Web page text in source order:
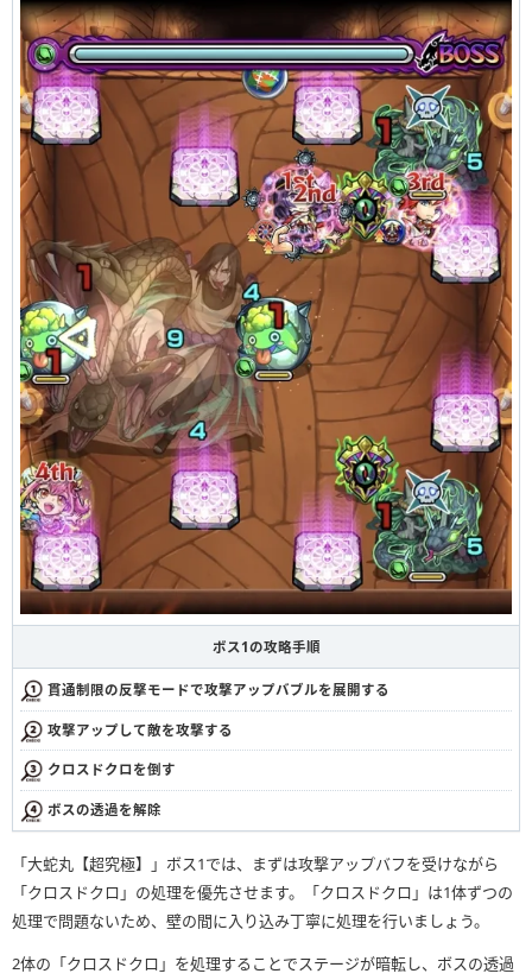
ボス1の攻略手順
貫通制限の反撃モードで攻撃アップバブルを展開する
攻撃アップして敵を攻撃する
クロスドクロを倒す
ボスの透過を解除
「大蛇丸【超究極】」ボス1では、まずは攻撃アップバフを受けながら
「クロスドクロ」の処理を優先させます。「クロスドクロ」は1体ずつの
処理で問題ないため、壁の間に入り込み丁寧に処理を行いましょう。
2体の「クロスドクロ」を処理することでステージが暗転し、ボスの透過